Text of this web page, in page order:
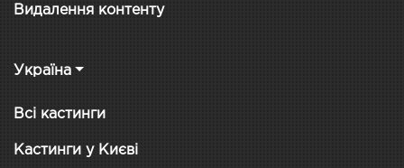
Видалення контенту
Україна
Всі кастинги
Кастинги у Києві